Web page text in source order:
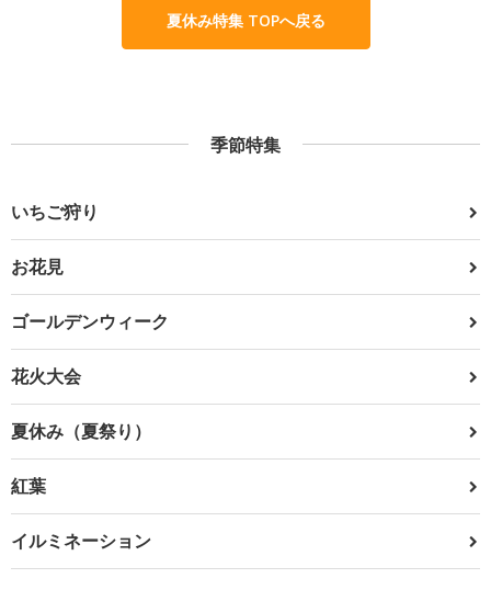
夏休み特集 TOPへ戻る
季節特集
いちご狩り
お花見
ゴールデンウィーク
花火大会
夏休み（夏祭り）
紅葉
イルミネーション